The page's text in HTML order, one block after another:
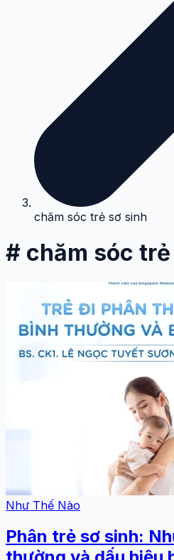
chăm sóc trẻ sơ sinh
# chăm sóc
Như Thế Nào
Phân trẻ sơ sinh: